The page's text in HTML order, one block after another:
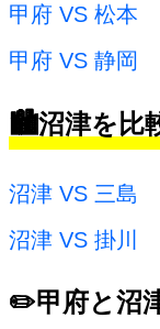
甲府 VS 松本
甲府 VS 静岡
🏙️沼津を比
沼津 VS 三島
沼津 VS 掛川
✏️甲府と沼